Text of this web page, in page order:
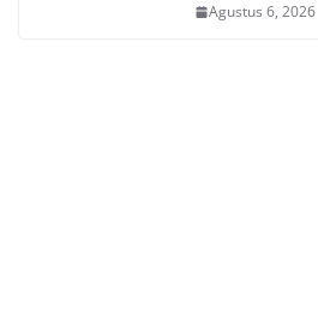
Agustus 6, 2026